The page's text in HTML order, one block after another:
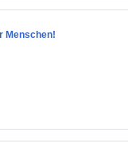
Menschen!